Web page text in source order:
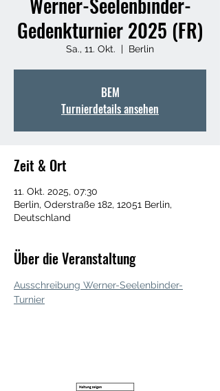
Gedenkturnier 2025 (FR)
Sa., 11. Okt.
  |
Berlin
BEM
Turnierdetails ansehen
Zeit & Ort
11. Okt. 2025, 07:30
Berlin, Oderstraße 182, 12051 Berlin,
Deutschland
Über die Veranstaltung
Ausschreibung Werner-Seelenbinder-
Turnier